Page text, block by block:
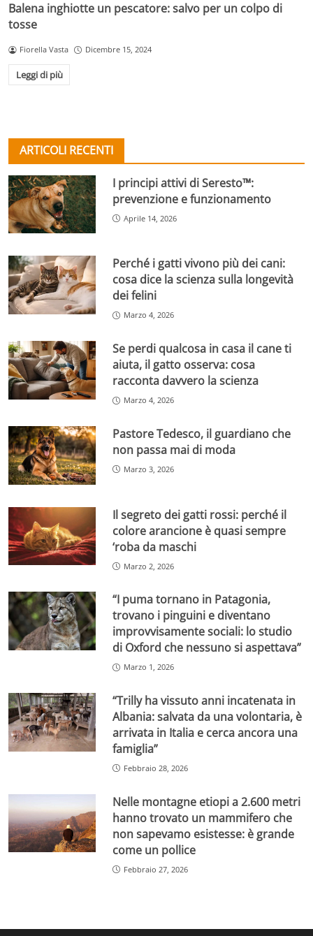
Balena inghiotte un pescatore: salvo per un colpo di
tosse
Fiorella Vasta Dicembre 15, 2024
Leggi di più
ARTICOLI RECENTI
I principi attivi di Seresto™:
prevenzione e funzionamento
Aprile 14, 2026
Perché i gatti vivono più dei cani:
cosa dice la scienza sulla longevità
dei felini
Marzo 4, 2026
Se perdi qualcosa in casa il cane ti
aiuta, il gatto osserva: cosa
racconta davvero la scienza
Marzo 4, 2026
Pastore Tedesco, il guardiano che
non passa mai di moda
Marzo 3, 2026
Il segreto dei gatti rossi: perché il
colore arancione è quasi sempre
‘roba da maschi
Marzo 2, 2026
“I puma tornano in Patagonia,
trovano i pinguini e diventano
improvvisamente sociali: lo studio
di Oxford che nessuno si aspettava”
Marzo 1, 2026
“Trilly ha vissuto anni incatenata in
Albania: salvata da una volontaria, è
arrivata in Italia e cerca ancora una
famiglia”
Febbraio 28, 2026
Nelle montagne etiopi a 2.600 metri
hanno trovato un mammifero che
non sapevamo esistesse: è grande
come un pollice
Febbraio 27, 2026